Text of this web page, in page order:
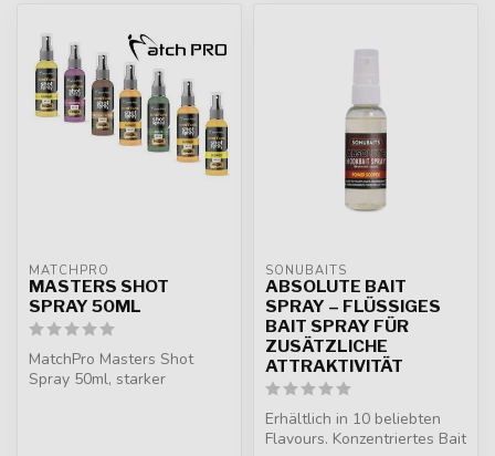
MATCHPRO
MASTERS SHOT
SPRAY 50ML
MatchPro Masters Shot
Spray 50ml, starker
SONUBAITS
ABSOLUTE BAIT
SPRAY – FLÜSSIGES
BAIT SPRAY FÜR
ZUSÄTZLICHE
ATTRAKTIVITÄT
Erhältlich in 10 beliebten
Flavours. Konzentriertes Bait